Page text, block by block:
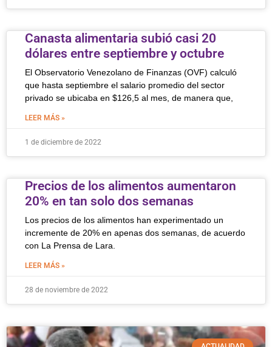
Canasta alimentaria subió casi 20
dólares entre septiembre y octubre
El Observatorio Venezolano de Finanzas (OVF) calculó
que hasta septiembre el salario promedio del sector
privado se ubicaba en $126,5 al mes, de manera que,
LEER MÁS »
1 de diciembre de 2022
Precios de los alimentos aumentaron
20% en tan solo dos semanas
Los precios de los alimentos han experimentado un
incremente de 20% en apenas dos semanas, de acuerdo
con La Prensa de Lara.
LEER MÁS »
28 de noviembre de 2022